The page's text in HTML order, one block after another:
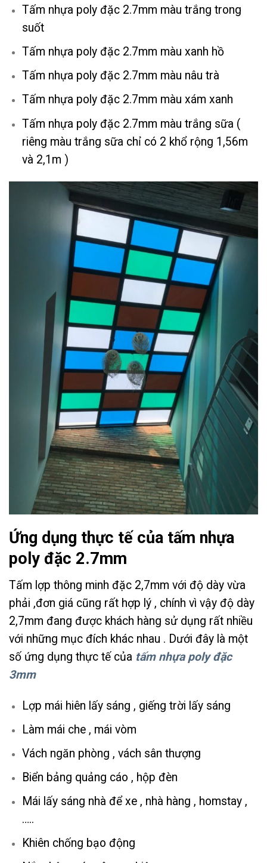
Tấm nhựa poly đặc 2.7mm màu trắng trong
suốt
Tấm nhựa poly đặc 2.7mm màu xanh hồ
Tấm nhựa poly đặc 2.7mm màu nâu trà
Tấm nhựa poly đặc 2.7mm màu xám xanh
Tấm nhựa poly đặc 2.7mm màu trắng sữa (
riêng màu trắng sữa chỉ có 2 khổ rộng 1,56m
và 2,1m )
Ứng dụng thực tế của tấm nhựa
poly đặc 2.7mm
Tấm lợp thông minh đặc 2,7mm với độ dày vừa
phải ,đơn giá cũng rất hợp lý , chính vì vậy độ dày
2,7mm đang được khách hàng sử dụng rất nhiều
với những mục đích khác nhau . Dưới đây là một
số ứng dụng thực tế của tấm nhựa poly đặc
3mm
Lợp mái hiên lấy sáng , giếng trời lấy sáng
Làm mái che , mái vòm
Vách ngăn phòng , vách sân thượng
Biển bảng quảng cáo , hộp đèn
Mái lấy sáng nhà để xe , nhà hàng , homstay ,
…..
Khiên chống bạo động